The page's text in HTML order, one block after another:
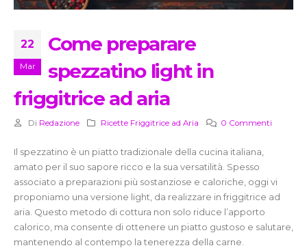
22
Mar
Come preparare
spezzatino light in
friggitrice ad aria
Di Redazione Ricette Friggitrice ad Aria 0 Commenti
Il spezzatino è un piatto tradizionale della cucina italiana,
amato per il suo sapore ricco e la sua versatilità. Spesso
associato a preparazioni più sostanziose e caloriche, oggi vi
proponiamo una versione light, da realizzare in friggitrice ad
aria. Questo metodo di cottura non solo riduce l’apporto
calorico, ma consente di ottenere un piatto gustoso e salutare,
mantenendo al contempo la tenerezza della carne.